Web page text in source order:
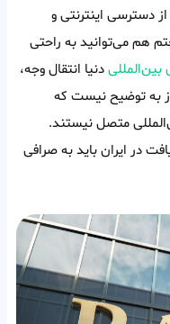
دسترسی اینترنتی و
هم می‌توانید به راحتی
بین‌المللیدنیا انتقال وجه،
به توضیح نیست که
متصل نیستند.
در ایران باید به صرافی